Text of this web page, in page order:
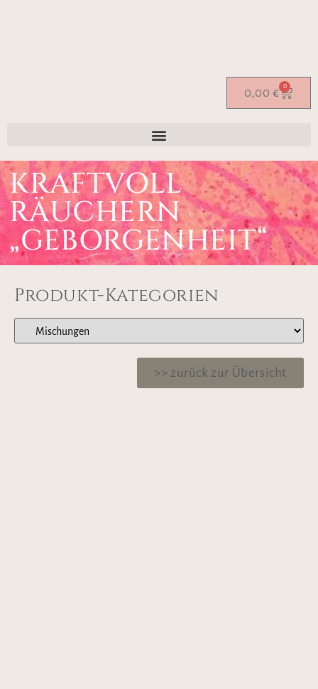
0,00 € 0
KRAFTVOLL
RÄUCHERN
„GEBORGENHEIT“
Produkt-Kategorien
>> zurück zur Übersicht